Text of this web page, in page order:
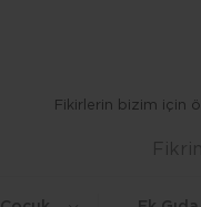
Fikirlerin bizim için